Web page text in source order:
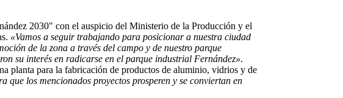
2030" con el auspicio del Ministerio de la Producción y el
«Vamos a seguir trabajando para posicionar a nuestra ciudad
de la zona a través del campo y de nuestro parque
su interés en radicarse en el parque industrial Fernández».
planta para la fabricación de productos de aluminio, vidrios y de
que los mencionados proyectos prosperen y se conviertan en